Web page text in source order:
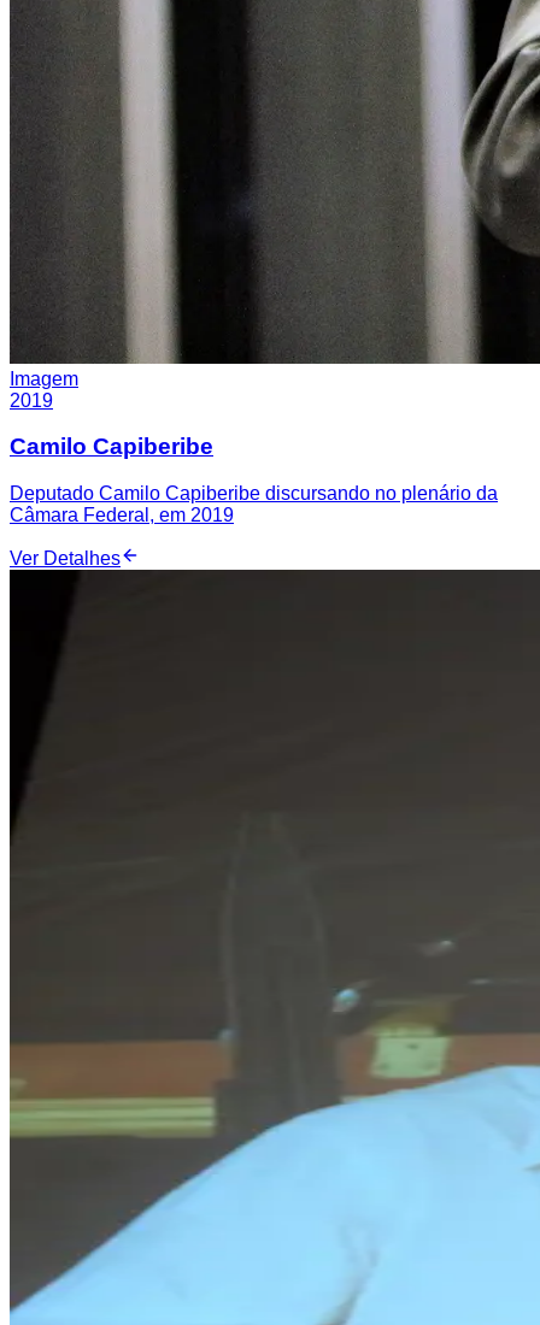
Imagem
2019
Camilo Capiberibe
Deputado Camilo Capiberibe discursando no plenário da
Câmara Federal, em 2019
Ver Detalhes